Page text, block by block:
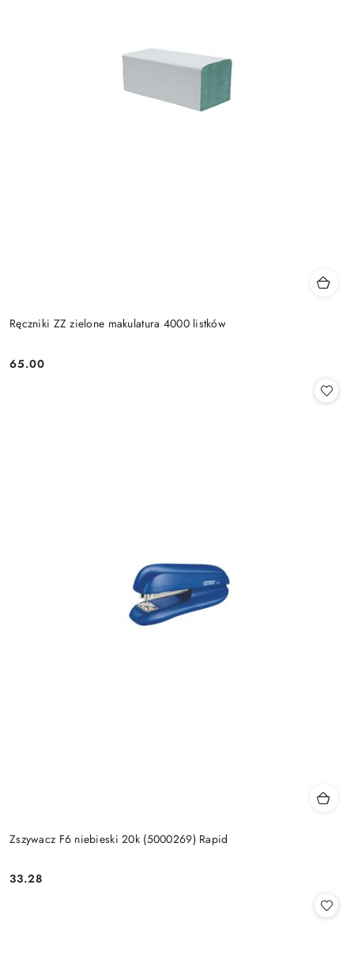
Ręczniki ZZ zielone makulatura 4000 listków
Cena:
65.00
Zszywacz F6 niebieski 20k (5000269) Rapid
Cena:
33.28